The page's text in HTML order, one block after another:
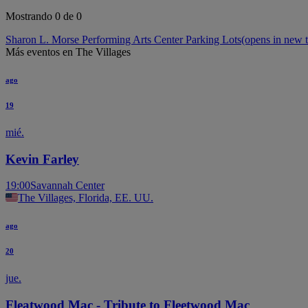
Mostrando 0 de 0
Sharon L. Morse Performing Arts Center Parking Lots(opens in new
Más eventos en The Villages
ago
19
mié.
Kevin Farley
19:00Savannah Center
The Villages, Florida, EE. UU.
ago
20
jue.
Fleatwood Mac - Tribute to Fleetwood Mac